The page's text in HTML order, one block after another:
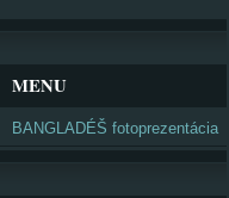
MENU
BANGLADÉŠ fotoprezentácia